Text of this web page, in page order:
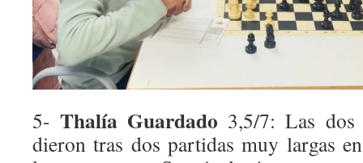
5-Thalía Guardado 3,5/7: Las
dieron tras dos partidas muy largas